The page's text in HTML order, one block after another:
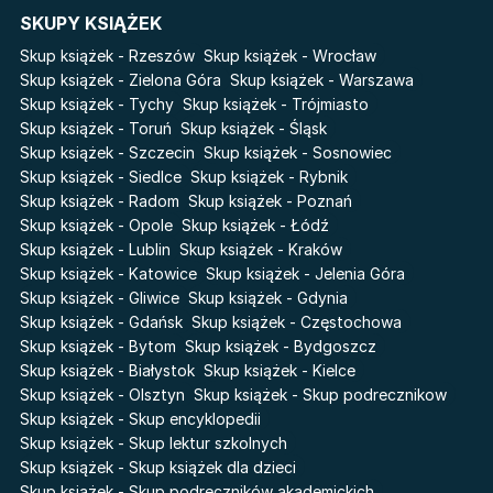
Cykle
Pamiętniki Wampirów
Basia. Wielka księga.
Poznawaj świat z Basią
The Hazel Wood
Zmierzch
Faye
Katie Maguire
Liceum Freuda
Sherlock Holmes Society
Światy Pilipiuka
Cień od wschodu
Przebudzenie powietrza
Pieśń Lwicy
Akademia wampirów
Karneval
Baśń o złamanym sercu
Prosta zabawa
SKUPY KSIĄŻEK
Skup książek - Rzeszów Skup książek - Wrocław
Skup książek - Zielona Góra Skup książek - Warszawa
Skup książek - Tychy Skup książek - Trójmiasto
Skup książek - Toruń Skup książek - Śląsk
Skup książek - Szczecin Skup książek - Sosnowiec
Skup książek - Siedlce Skup książek - Rybnik
Skup książek - Radom Skup książek - Poznań
Skup książek - Opole Skup książek - Łódź
Skup książek - Lublin Skup książek - Kraków
Skup książek - Katowice Skup książek - Jelenia Góra
Skup książek - Gliwice Skup książek - Gdynia
Skup książek - Gdańsk Skup książek - Częstochowa
Skup książek - Bytom Skup książek - Bydgoszcz
Skup książek - Białystok Skup książek - Kielce
Skup książek - Olsztyn Skup książek - Skup podrecznikow
Skup książek - Skup encyklopedii
Skup książek - Skup lektur szkolnych
Skup książek - Skup książek dla dzieci